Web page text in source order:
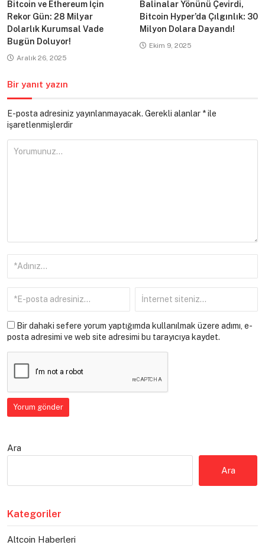
Bitcoin ve Ethereum İçin
Rekor Gün: 28 Milyar
Dolarlık Kurumsal Vade
Bugün Doluyor!
Aralık 26, 2025
Balinalar Yönünü Çevirdi,
Bitcoin Hyper’da Çılgınlık: 30
Milyon Dolara Dayandı!
Ekim 9, 2025
Bir yanıt yazın
E-posta adresiniz yayınlanmayacak. Gerekli alanlar *ile
işaretlenmişlerdir
Bir dahaki sefere yorum yaptığımda kullanılmak üzere adımı, e-
posta adresimi ve web site adresimi bu tarayıcıya kaydet.
Ara
Ara
Kategoriler
Altcoin Haberleri